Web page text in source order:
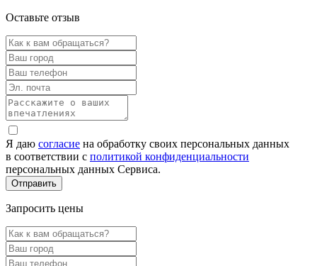
Оставьте отзыв
Я даю согласие на обработку своих персональных данных
в соответствии с политикой конфиденциальности
персональных данных Сервиса.
Запросить цены